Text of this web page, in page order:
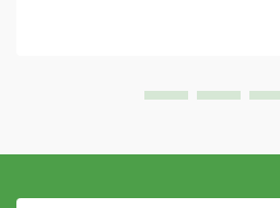
مع الاستخدام المتزايد مع توفير